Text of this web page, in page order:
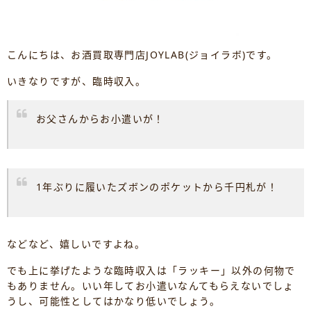
こんにちは、お酒買取専門店JOYLAB(ジョイラボ)です。
いきなりですが、臨時収入。
お父さんからお小遣いが！
1年ぶりに履いたズボンのポケットから千円札が！
などなど、嬉しいですよね。
でも上に挙げたような臨時収入は「ラッキー」以外の何物で
もありません。いい年してお小遣いなんてもらえないでしょ
うし、可能性としてはかなり低いでしょう。